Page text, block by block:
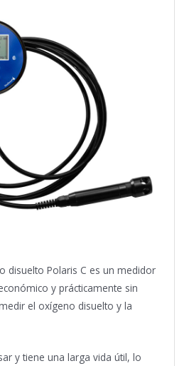
disuelto Polaris C es un medidor
y prácticamente sin
el oxígeno disuelto y la
y tiene una larga vida útil, lo